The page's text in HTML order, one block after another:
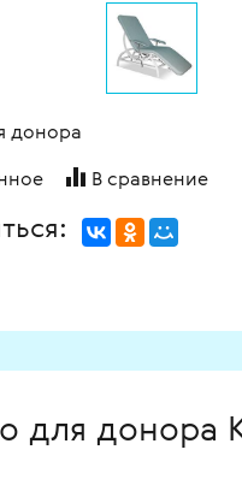
донора
В сравнение
для донора